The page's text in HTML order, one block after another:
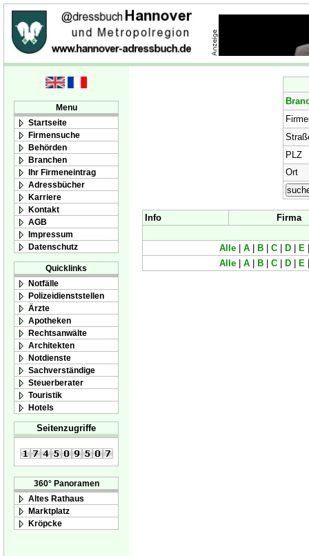
Menu
Startseite
Firmensuche
Behörden
Branchen
Ihr Firmeneintrag
Adressbücher
Karriere
Kontakt
AGB
Impressum
Datenschutz
Quicklinks
Notfälle
Polizeidienststellen
Ärzte
Apotheken
Rechtsanwälte
Architekten
Notdienste
Sachverständige
Steuerberater
Touristik
Hotels
Seitenzugriffe
360° Panoramen
Altes Rathaus
Marktplatz
Kröpcke
PLZ
Ort
Info Firma
Alle A B C D E
Alle
A B C D E